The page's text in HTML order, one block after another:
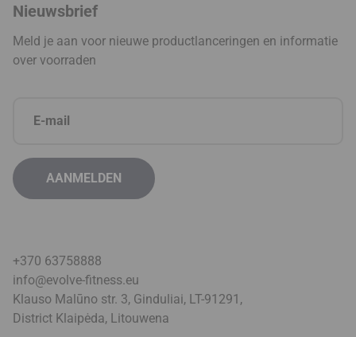
Nieuwsbrief
Meld je aan voor nieuwe productlanceringen en informatie
over voorraden
+370 63758888
info@evolve-fitness.eu
Klauso Malūno str. 3, Ginduliai, LT-91291,
District Klaipėda, Litouwena